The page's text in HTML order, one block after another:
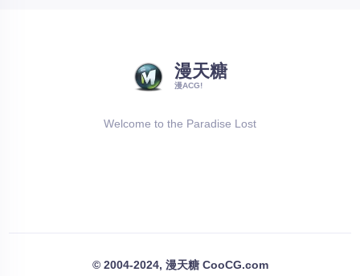
漫天糖
漫ACG!
Welcome to the Paradise Lost
© 2004-2024, 漫天糖 CooCG.com